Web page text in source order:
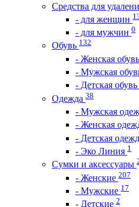
Средства для
- для женщин
- для мужчин 0
Обувь 132
- Женская обувь
- Мужская
- Детская обувь
Одежда 38
- Мужская
- Женская
- Детская
- Эко Линия 1
Сумки и аксессуары
- Женские 207
- Мужские 17
- Детские 2